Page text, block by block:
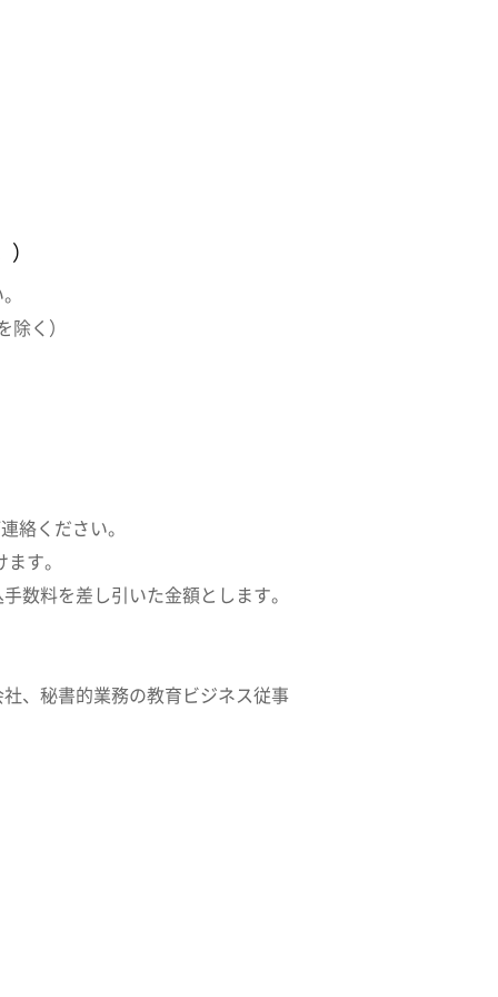
く）
絡ください。
す。
数料を差し引いた金額とします。
、秘書的業務の教育ビジネス従事